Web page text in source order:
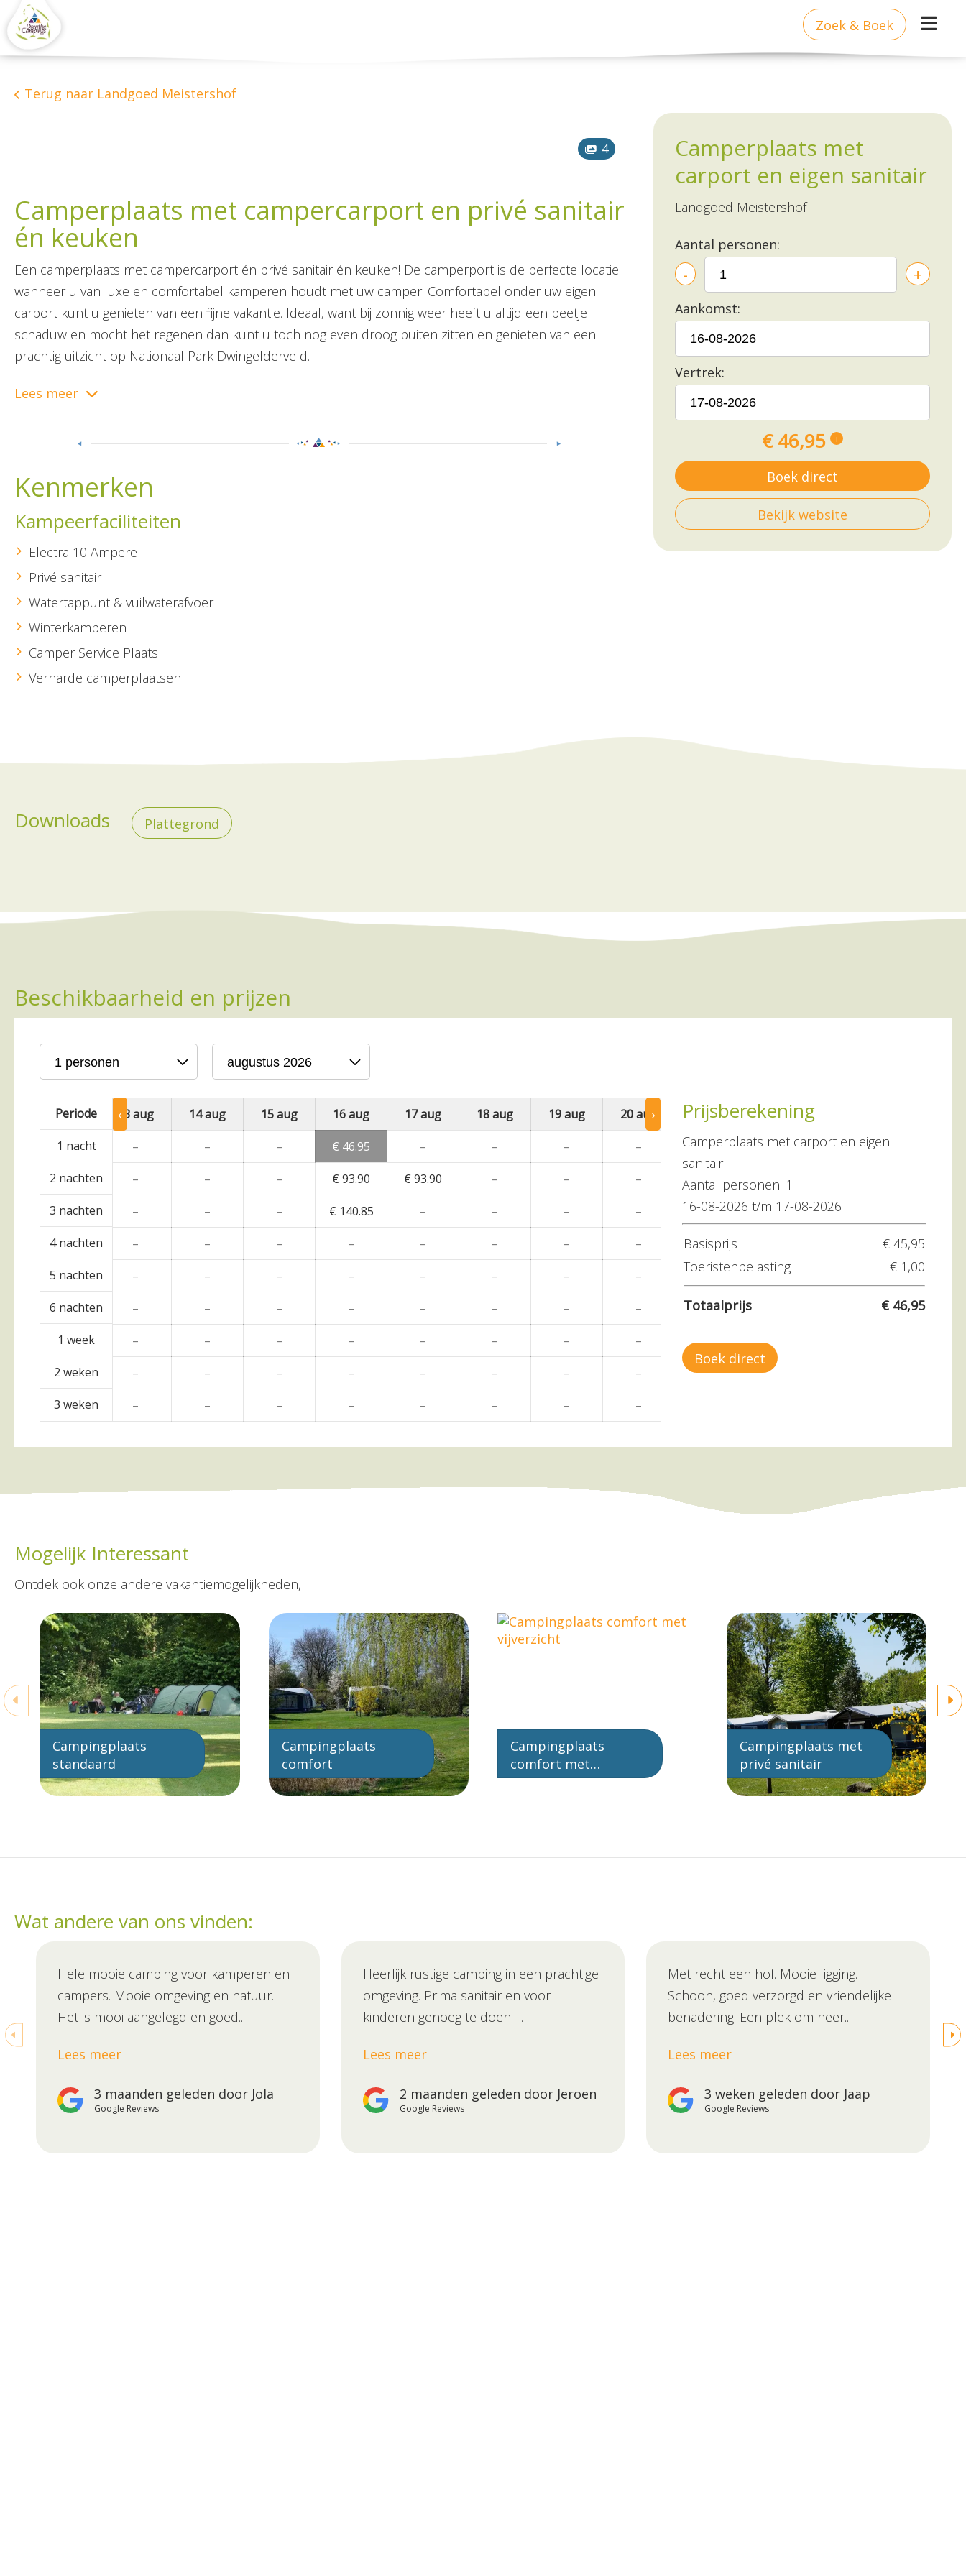
Zoek & Boek
Terug naar Landgoed Meistershof
4
Camperplaats met campercarport en privé sanitair
én keuken
Een camperplaats met campercarport én privé sanitair én keuken! De camperport is de perfecte locatie
wanneer u van luxe en comfortabel kamperen houdt met uw camper. Comfortabel onder uw eigen
carport kunt u genieten van een fijne vakantie. Ideaal, want bij zonnig weer heeft u altijd een beetje
schaduw en mocht het regenen dan kunt u toch nog even droog buiten zitten en genieten van een
prachtig uitzicht op Nationaal Park Dwingelderveld.
Lees meer
Kenmerken
Kampeerfaciliteiten
Electra 10 Ampere
Privé sanitair
Watertappunt & vuilwaterafvoer
Winterkamperen
Camper Service Plaats
Verharde camperplaatsen
Camperplaats met
carport en eigen sanitair
Landgoed Meistershof
Aantal personen:
- +
Aankomst:
Vertrek:
€ 46,95 i
Boek direct
Bekijk website
Downloads Plattegrond
Beschikbaarheid en prijzen
‹ ›
Periode
12 aug 13 aug 14 aug 15 aug 16 aug 17 aug 18 aug 19 aug 20 aug 21 aug 22 aug
1 nacht
– – – – € 46.95 – – – – – – –
2 nachten
– – – – € 93.90 € 93.90 – – – – –
3 nachten
– – – – € 140.85 – – – – – –
4 nachten
– – – – – – – – – –
–
5 nachten
– – – – – – – – – – –
–
6 nachten
– – – – – – – – – –
–
1 week
– – – – – – – – – –
2 weken
– – – – – – – – – –
3 weken
– – – – – – – – –
Prijsberekening
Camperplaats met carport en eigen
sanitair
Aantal personen: 1
16-08-2026 t/m 17-08-2026
Basisprijs
€ 45,95
Toeristenbelasting
€ 1,00
Totaalprijs € 46,95
Boek direct
Mogelijk Interessant
Ontdek ook onze andere vakantiemogelijkheden,
Campingplaats
standaard
Campingplaats
comfort
Campingplaats
comfort met
vijverzicht
Campingplaats met
privé sanitair
Wat andere van ons vinden:
Hele mooie camping voor kamperen en
campers. Mooie omgeving en natuur.
Het is mooi aangelegd en goed...
Lees meer
3 maanden geleden door Jola
Google Reviews
Heerlijk rustige camping in een prachtige
omgeving. Prima sanitair en voor
kinderen genoeg te doen. ...
Lees meer
2 maanden geleden door Jeroen
Google Reviews
Met recht een hof. Mooie ligging.
Schoon, goed verzorgd en vriendelijke
benadering. Een plek om heer...
Lees meer
3 weken geleden door Jaap
Google Reviews